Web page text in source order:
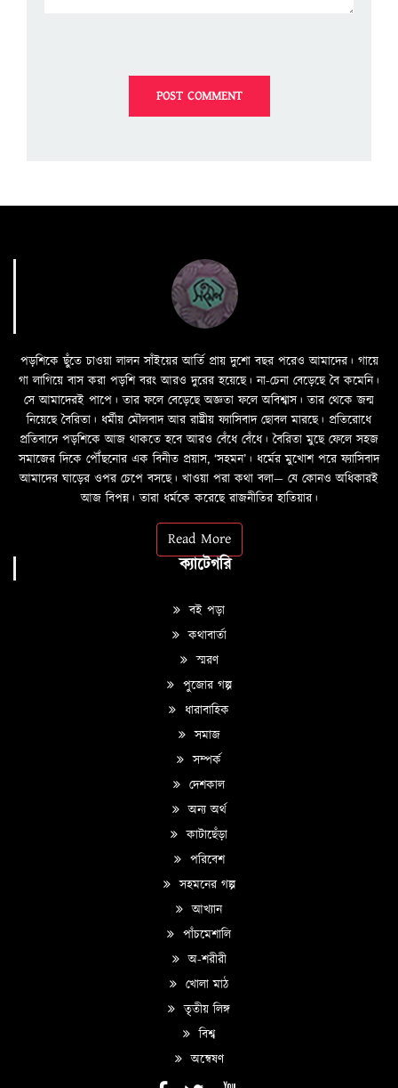
পড়শিকে ছুঁতে চাওয়া লালন সাঁইয়ের আর্তি প্রায় দুশো বছর পরেও আমাদের। গায়ে
গা লাগিয়ে বাস করা পড়শি বরং আরও দুরের হয়েছে। না-চেনা বেড়েছে বৈ কমেনি।
সে আমাদেরই পাপে। তার ফলে বেড়েছে অজ্ঞতা ফলে অবিশ্বাস। তার থেকে জন্ম
নিয়েছে বৈরিতা। ধর্মীয় মৌলবাদ আর রাষ্ট্রীয় ফ্যাসিবাদ ছোবল মারছে। প্রতিরোধে
প্রতিবাদে পড়শিকে আজ থাকতে হবে আরও বেঁধে বেঁধে। বৈরিতা মুছে ফেলে সহজ
সমাজের দিকে পৌঁছনোর এক বিনীত প্রয়াস, ‘সহমন’। ধর্মের মুখোশ পরে ফ্যাসিবাদ
আমাদের ঘাড়ের ওপর চেপে বসছে। খাওয়া পরা কথা বলা—­­ যে কোনও অধিকারই
আজ বিপন্ন। তারা ধর্মকে করেছে রাজনীতির হাতিয়ার।
Read More
ক্যাটেগরি
বই পড়া
কথাবার্তা
স্মরণ
পুজোর গল্প
ধারাবাহিক
সমাজ
সম্পর্ক
দেশকাল
অন্য অর্থ
কাটাছেঁড়া
পরিবেশ
সহমনের গল্প
আখ্যান
পাঁচমেশালি
অ-শরীরী
খোলা মাঠ
তৃতীয় লিঙ্গ
বিশ্ব
অন্বেষণ